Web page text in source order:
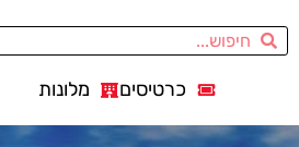
כרטיסים מלונות